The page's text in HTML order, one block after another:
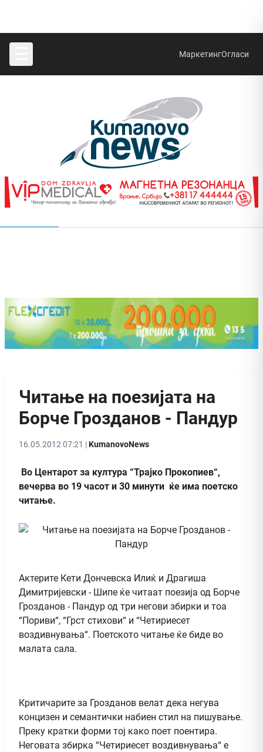
МаркетингОгласи
Читање на поезијата на
Борче Грозданов - Пандур
16.05.2012 07:21 |KumanovoNews
Во Центарот за култура “Трајко Прокопиев“,
вечерва во 19 часот и 30 минути ќе има поетско
читање.
Актерите Кети Дончевска Илиќ и Драгиша
Димитријевски - Шипе ќе читаат поезија од Борче
Грозданов - Пандур од три негови збирки и тоа
“Пориви“, “Грст стихови“ и “Четириесет
воздивнувања“. Поетското читање ќе биде во
малата сала.
Критичарите за Грозданов велат дека негува
концизен и семантички набиен стил на пишување.
Преку кратки форми тој како поет поентира.
Неговата збирка “Четириесет воздивнувања“ е